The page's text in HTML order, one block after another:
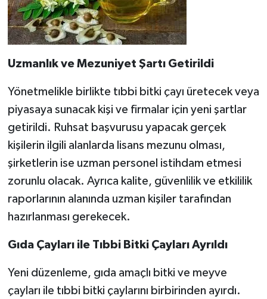
Uzmanlık ve Mezuniyet Şartı Getirildi
Yönetmelikle birlikte tıbbi bitki çayı üretecek veya
piyasaya sunacak kişi ve firmalar için yeni şartlar
getirildi. Ruhsat başvurusu yapacak gerçek
kişilerin ilgili alanlarda lisans mezunu olması,
şirketlerin ise uzman personel istihdam etmesi
zorunlu olacak. Ayrıca kalite, güvenlilik ve etkililik
raporlarının alanında uzman kişiler tarafından
hazırlanması gerekecek.
Gıda Çayları ile Tıbbi Bitki Çayları Ayrıldı
Yeni düzenleme, gıda amaçlı bitki ve meyve
çayları ile tıbbi bitki çaylarını birbirinden ayırdı.